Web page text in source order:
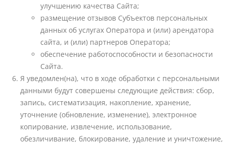
улучшению качества Сайта;
размещение отзывов Субъектов персональных
данных об услугах Оператора и (или) арендатора
сайта, и (или) партнеров Оператора;
обеспечение работоспособности и безопасности
Сайта.
Я уведомлен(на), что в ходе обработки с персональными
данными будут совершены следующие действия: сбор,
запись, систематизация, накопление, хранение,
уточнение (обновление, изменение), электронное
копирование, извлечение, использование,
обезличивание, блокирование, удаление и уничтожение,